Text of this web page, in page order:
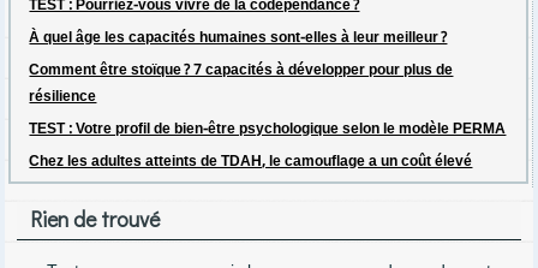
TEST : Pourriez-vous vivre de la codépendance ?
À quel âge les capacités humaines sont-elles à leur meilleur ?
Comment être stoïque ? 7 capacités à développer pour plus de
résilience
TEST : Votre profil de bien-être psychologique selon le modèle PERMA
Chez les adultes atteints de TDAH, le camouflage a un coût élevé
Rien de trouvé